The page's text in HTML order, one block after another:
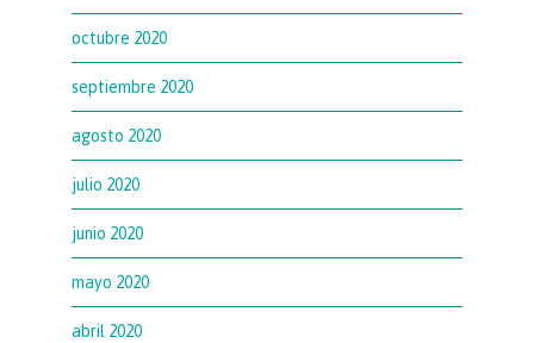
octubre 2020
septiembre 2020
agosto 2020
julio 2020
junio 2020
mayo 2020
abril 2020